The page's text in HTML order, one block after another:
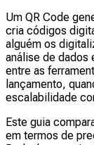
Um QR Code
cria códigos
alguém os
análise de dados
entre as
lançamento,
escalabilidade
Este guia
em termos de